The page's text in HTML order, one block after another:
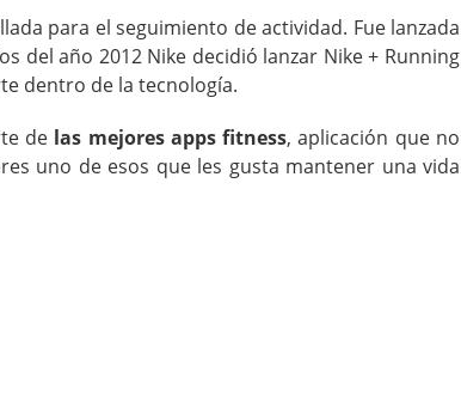
para el seguimiento de actividad. Fue lanzada
del año 2012 Nike decidió lanzar Nike + Running
dentro de la tecnología.
de las mejores apps fitness, aplicación que no
uno de esos que les gusta mantener una vida